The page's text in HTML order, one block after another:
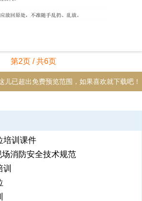
第2页 / 共6页
儿已超出免费预览范围，如果喜欢就下载吧！
安全交底制度，特别在进行电气焊、油漆粉
，更要遵守以下要求：1、机电设备操作
，女工发辫要挽入帽内。（2）机械和动力机
危险部位要安防护装置。（3）工作前先检
常，确定后方准使用。（4）电气设备和线
与金属物绑在一起，各种电动机具必须按规
电气设备不得带病和超负荷作业，发现不正
培训课件
消防安全技术规范